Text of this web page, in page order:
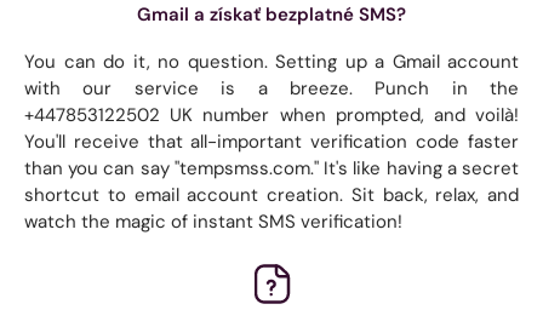
Gmail a získať bezplatné SMS?
You can do it, no question. Setting up a Gmail account
with our service is a breeze. Punch in the
+447853122502 UK number when prompted, and voilà!
You'll receive that all-important verification code faster
than you can say "tempsmss.com." It's like having a secret
shortcut to email account creation. Sit back, relax, and
watch the magic of instant SMS verification!